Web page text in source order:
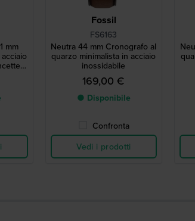
mm
Fossil
FS6163
Neutra 44 mm Cronografo al
quarzo minimalista in acciaio
inossidabile
169,00 €
● Disponibile
Confronta
Vedi i prodotti